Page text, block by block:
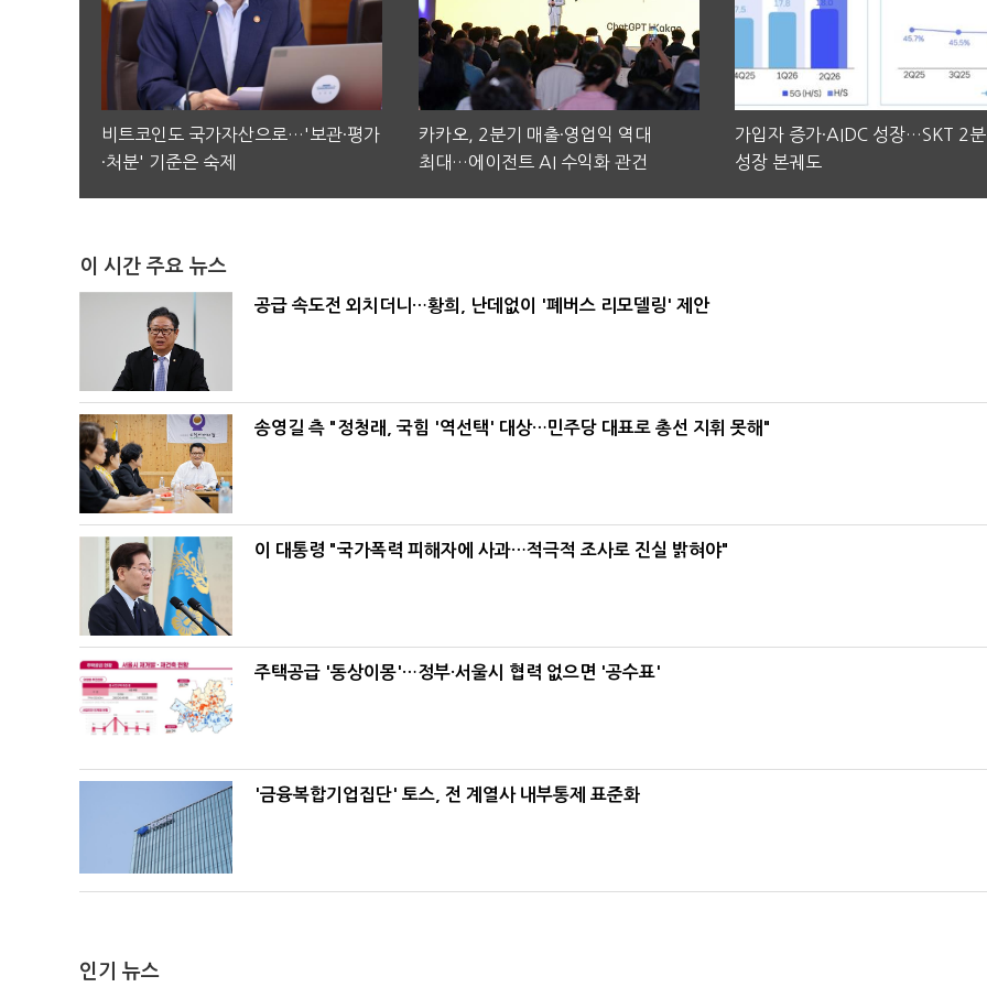
비트코인도 국가자산으로…'보관·평가
·처분' 기준은 숙제
카카오, 2분기 매출·영업익 역대
최대…에이전트 AI 수익화 관건
가입자 증가·AIDC 성장…SKT 2
성장 본궤도
이 시간 주요 뉴스
공급 속도전 외치더니…황희, 난데없이 '폐버스 리모델링' 제안
송영길 측 "정청래, 국힘 '역선택' 대상…민주당 대표로 총선 지휘 못해"
이 대통령 "국가폭력 피해자에 사과…적극적 조사로 진실 밝혀야"
주택공급 '동상이몽'…정부·서울시 협력 없으면 '공수표'
'금융복합기업집단' 토스, 전 계열사 내부통제 표준화
인기 뉴스